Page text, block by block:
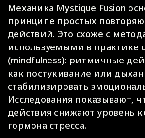
Механика Mystique Fusion
принципе простых
действий. Это схоже с
используемыми в практике
(mindfulness): ритмичные
как постукивание или
стабилизировать
Исследования показывают,
действия снижают уровень
гормона стресса.